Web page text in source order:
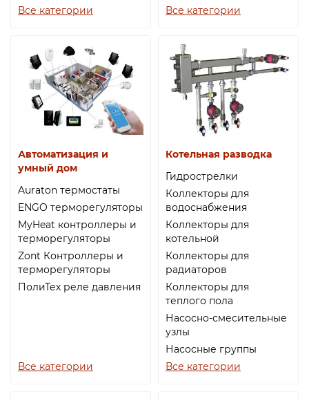
Все категории
Все категории
Автоматизация и
умный дом
Auraton термостаты
ENGO терморегуляторы
MyHeat контроллеры и
терморегуляторы
Zont Контроллеры и
терморегуляторы
ПолиТех реле давления
Все категории
Котельная разводка
Гидрострелки
Коллекторы для
водоснабжения
Коллекторы для
котельной
Коллекторы для
радиаторов
Коллекторы для
теплого пола
Насосно-смесительные
узлы
Насосные группы
Все категории